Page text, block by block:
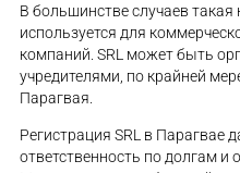
В большинстве случаев
используется для
компаний. SRL может быть
учредителями, по крайней
Парагвая.
Регистрация SRL в Парагвае
ответственность по долгам и